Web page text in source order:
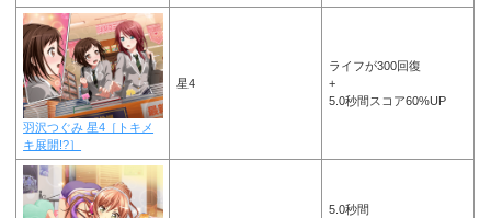
羽沢つぐみ 星4［トキメ
キ展開!?］
星4
ライフが300回復
+
5.0秒間スコア60%UP
5.0秒間